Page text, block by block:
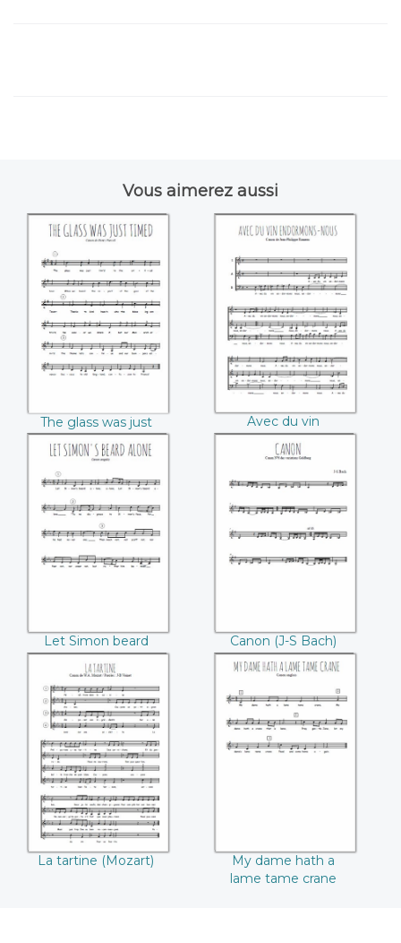
Vous aimerez aussi
The glass was just
timed (Henry
Purcell)
The glass was just
timed (Henry Purcell)
Avec du vin
endormons-nous
(Jean-Philippe
Rameau)
Avec du vin
endormons-nous
(Jean-Philippe
Let Simon beard
alone (Hector
Berlioz)
Let Simon beard
alone (Hector
Berlioz)
Canon (J-S Bach)
La tartine (Mozart)
La tartine (Mozart)
My dame hath a
lame tame crane
My dame hath a
lame tame crane